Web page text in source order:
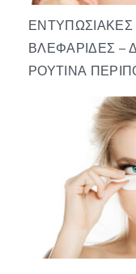
ΕΝΤΥΠΩΣΙΑΚΈΣ
ΒΛΕΦΑΡΊΔΕΣ –
ΡΟΥΤΊΝΑ